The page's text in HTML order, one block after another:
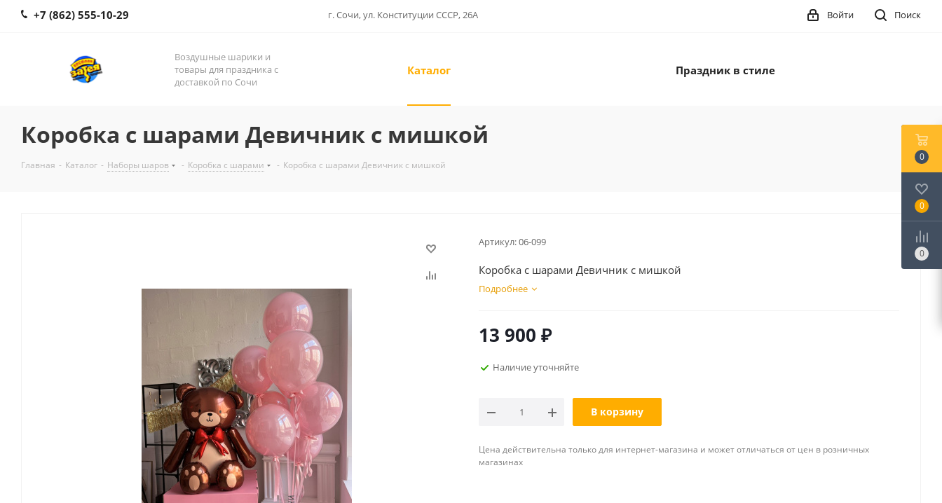
+7 (862) 555-10-29 г. Сочи, ул. Конституции СССР, 26А Поиск
Войти
Воздушные шарики и
товары для праздника с
доставкой по Сочи
Каталог Праздник в стиле
Коробка с шарами Девичник с мишкой
Главная - Каталог - Наборы шаров - Коробка с шарами - Коробка с шарами Девичник с мишкой
Артикул:06-099
Коробка с шарами Девичник с мишкой
Подробнее
13 900 ₽
Наличие уточняйте
В корзину
Цена действительна только для интернет-магазина и может отличаться от цен в розничных
магазинах
0
0
0